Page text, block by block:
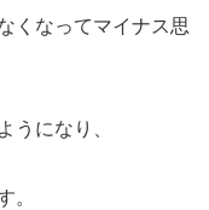
くなってマイナス思
うになり、
。